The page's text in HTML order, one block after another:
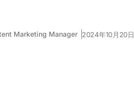
Marketing Manager 2024年10月20日